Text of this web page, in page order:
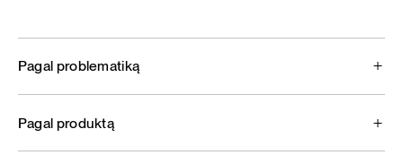
Pagal problematiką
Pagal produktą